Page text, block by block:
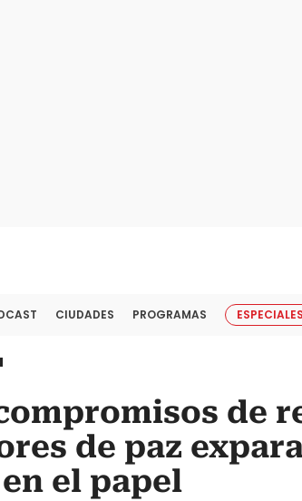
CIUDADES PROGRAMAS ESPECIALES
de
de paz
el papel